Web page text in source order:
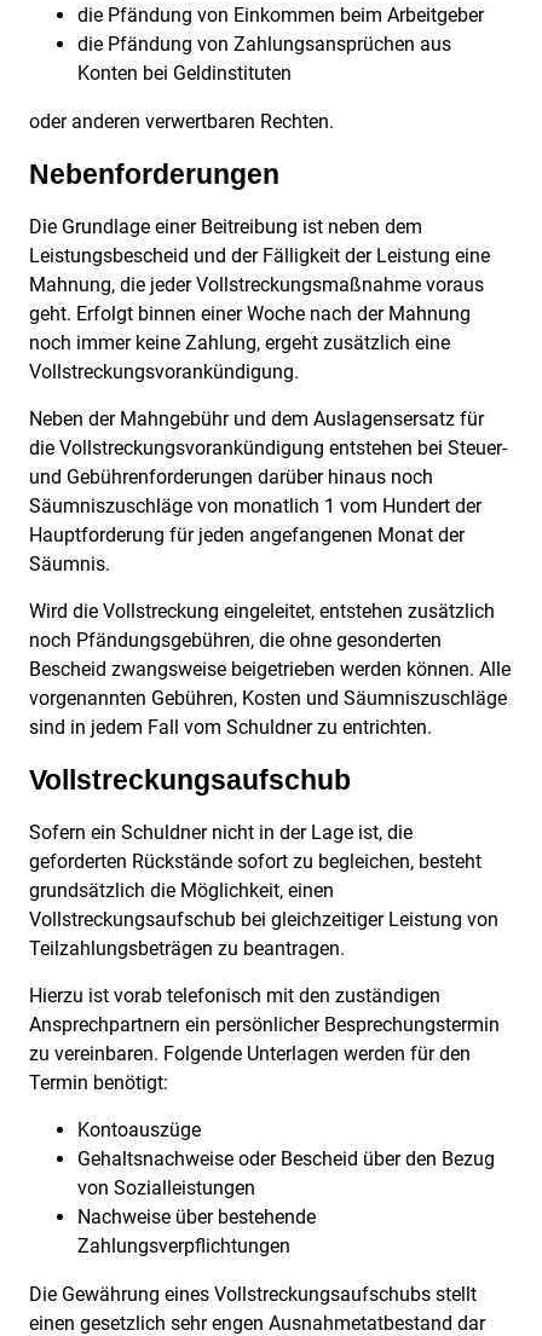
die Pfändung von Einkommen beim Arbeitgeber
die Pfändung von Zahlungsansprüchen aus
Konten bei Geldinstituten
oder anderen verwertbaren Rechten.
Nebenforderungen
Die Grundlage einer Beitreibung ist neben dem
Leistungsbescheid und der Fälligkeit der Leistung eine
Mahnung, die jeder Vollstreckungsmaßnahme voraus
geht. Erfolgt binnen einer Woche nach der Mahnung
noch immer keine Zahlung, ergeht zusätzlich eine
Vollstreckungsvorankündigung.
Neben der Mahngebühr und dem Auslagensersatz für
die Vollstreckungsvorankündigung entstehen bei Steuer-
und Gebührenforderungen darüber hinaus noch
Säumniszuschläge von monatlich 1 vom Hundert der
Hauptforderung für jeden angefangenen Monat der
Säumnis.
Wird die Vollstreckung eingeleitet, entstehen zusätzlich
noch Pfändungsgebühren, die ohne gesonderten
Bescheid zwangsweise beigetrieben werden können. Alle
vorgenannten Gebühren, Kosten und Säumniszuschläge
sind in jedem Fall vom Schuldner zu entrichten.
Vollstreckungsaufschub
Sofern ein Schuldner nicht in der Lage ist, die
geforderten Rückstände sofort zu begleichen, besteht
grundsätzlich die Möglichkeit, einen
Vollstreckungsaufschub bei gleichzeitiger Leistung von
Teilzahlungsbeträgen zu beantragen.
Hierzu ist vorab telefonisch mit den zuständigen
Ansprechpartnern ein persönlicher Besprechungstermin
zu vereinbaren. Folgende Unterlagen werden für den
Termin benötigt:
Kontoauszüge
Gehaltsnachweise oder Bescheid über den Bezug
von Sozialleistungen
Nachweise über bestehende
Zahlungsverpflichtungen
Die Gewährung eines Vollstreckungsaufschubs stellt
einen gesetzlich sehr engen Ausnahmetatbestand dar